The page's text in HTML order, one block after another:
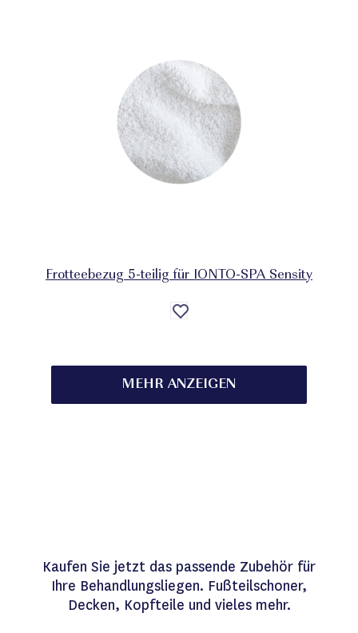
Frotteebezug 5-teilig für IONTO-SPA Sensity
Auf
die
MEHR ANZEIGEN
Kaufen Sie jetzt das passende Zubehör für
Ihre Behandlungsliegen. Fußteilschoner,
Decken, Kopfteile und vieles mehr.